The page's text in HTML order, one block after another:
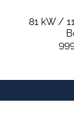
81 kW /